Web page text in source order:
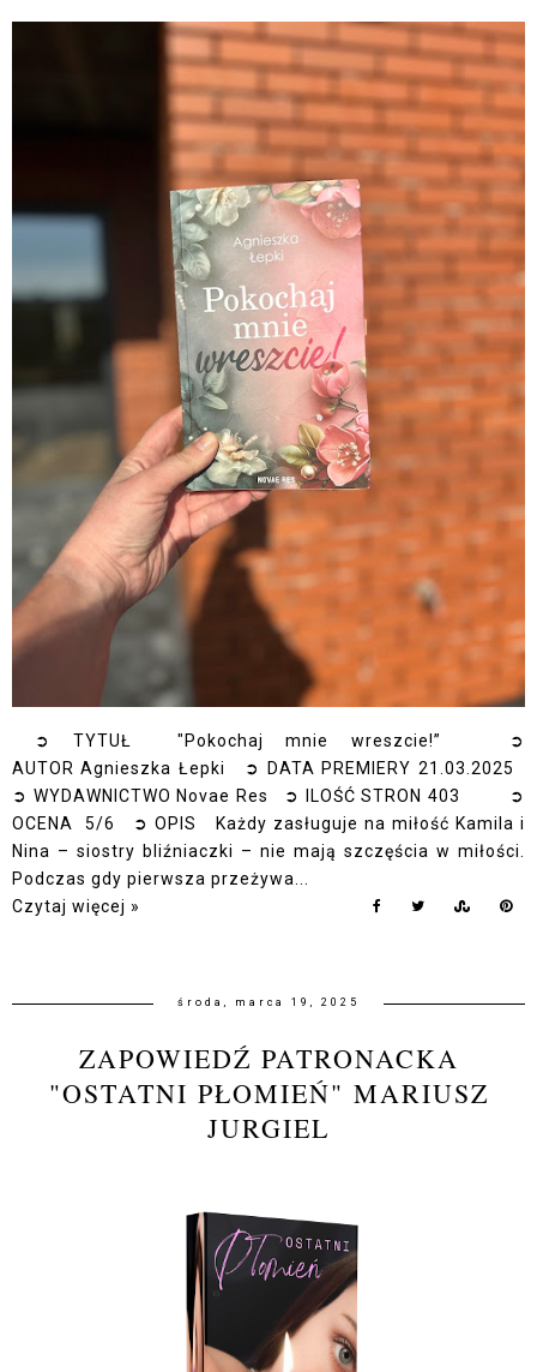
➲ TYTUŁ "Pokochaj mnie wreszcie!” ➲
AUTOR Agnieszka Łepki ➲ DATA PREMIERY 21.03.2025
➲ WYDAWNICTWO Novae Res ➲ ILOŚĆ STRON 403 ➲
OCENA 5/6 ➲ OPIS Każdy zasługuje na miłość Kamila i
Nina – siostry bliźniaczki – nie mają szczęścia w miłości.
Podczas gdy pierwsza przeżywa...
Czytaj więcej »
środa, marca 19, 2025
ZAPOWIEDŹ PATRONACKA
"OSTATNI PŁOMIEŃ" MARIUSZ
JURGIEL